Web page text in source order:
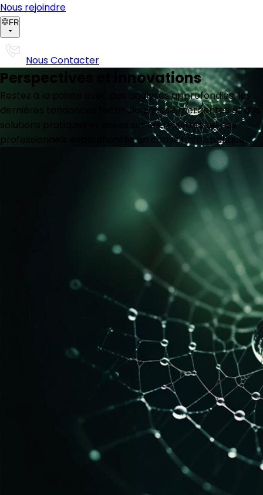
Nous rejoindre
FR
Nous Contacter
Perspectives et innovations
Restez à la pointe avec des analyses approfondies, les
dernières tendances technologiques émergentes et des
solutions pratiques et axées sur les résultats de nos
professionnels expérimentés en conseil informatique.